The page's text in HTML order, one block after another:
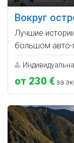
Вокруг
Лучшие
большом авто-
от 230 €за